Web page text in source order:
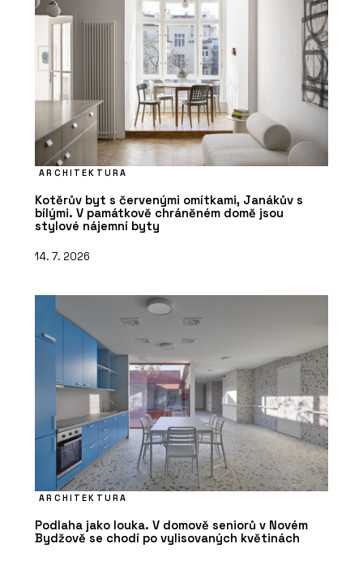
ARCHITEKTURA
Kotěrův byt s červenými omítkami, Janákův s
bílými. V památkově chráněném domě jsou
stylové nájemní byty
14. 7. 2026
ARCHITEKTURA
Podlaha jako louka. V domově seniorů v Novém
Bydžově se chodí po vylisovaných květinách